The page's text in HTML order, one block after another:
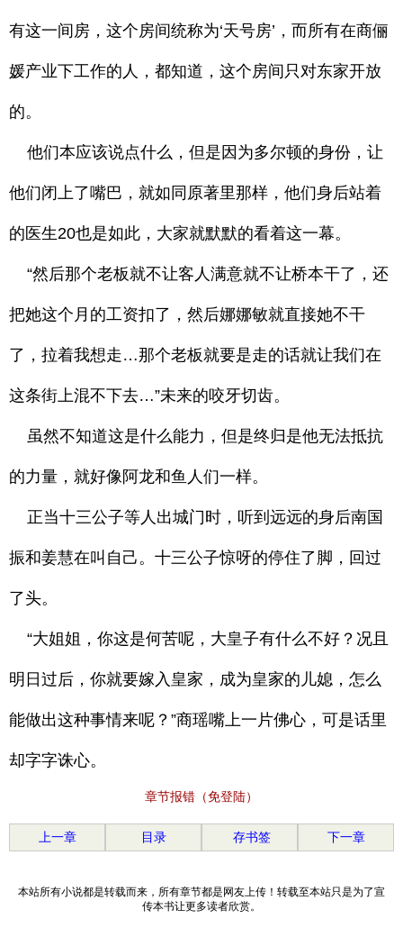
有这一间房，这个房间统称为‘天号房’，而所有在商俪
媛产业下工作的人，都知道，这个房间只对东家开放
的。
他们本应该说点什么，但是因为多尔顿的身份，让
他们闭上了嘴巴，就如同原著里那样，他们身后站着
的医生20也是如此，大家就默默的看着这一幕。
“然后那个老板就不让客人满意就不让桥本干了，还
把她这个月的工资扣了，然后娜娜敏就直接她不干
了，拉着我想走…那个老板就要是走的话就让我们在
这条街上混不下去…”未来的咬牙切齿。
虽然不知道这是什么能力，但是终归是他无法抵抗
的力量，就好像阿龙和鱼人们一样。
正当十三公子等人出城门时，听到远远的身后南国
振和姜慧在叫自己。十三公子惊呀的停住了脚，回过
了头。
“大姐姐，你这是何苦呢，大皇子有什么不好？况且
明日过后，你就要嫁入皇家，成为皇家的儿媳，怎么
能做出这种事情来呢？”商瑶嘴上一片佛心，可是话里
却字字诛心。
章节报错（免登陆）
上一章 目录 存书签 下一章
本站所有小说都是转载而来，所有章节都是网友上传！转载至本站只是为了宣
传本书让更多读者欣赏。